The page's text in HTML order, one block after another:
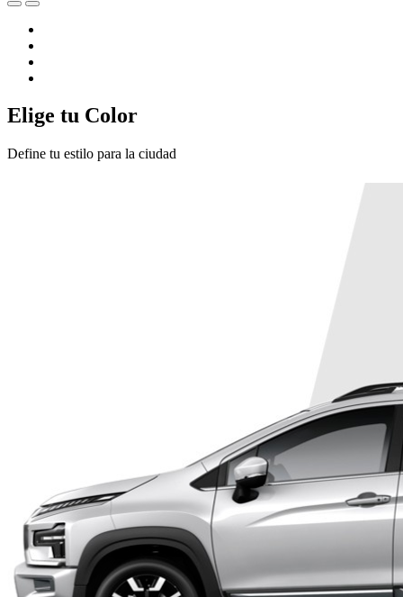
Elige tu Color
Define tu estilo para la ciudad